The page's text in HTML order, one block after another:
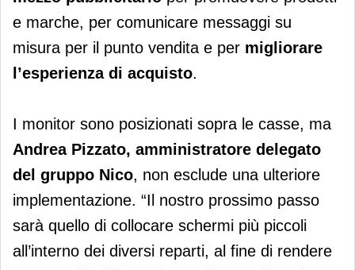
e marche, per comunicare messaggi su
misura per il punto vendita e per migliorare
l’esperienza di acquisto.
I monitor sono posizionati sopra le casse, ma
Andrea Pizzato, amministratore delegato
del gruppo Nico, non esclude una ulteriore
implementazione. “Il nostro prossimo passo
sarà quello di collocare schermi più piccoli
all’interno dei diversi reparti, al fine di rendere